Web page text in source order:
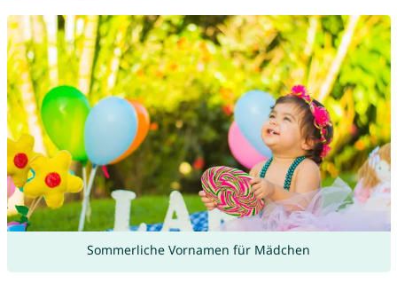
Sommerliche Vornamen für Mädchen